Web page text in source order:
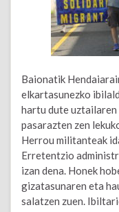
Baionatik
elkartasunezko
hartu dute uztailaren
pasarazten zen
Herrou militanteak
Erretentzio
izan dena. Honek
gizatasunaren eta
salatzen zuen.